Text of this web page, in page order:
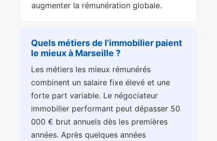
augmenter la rémunération globale.
Quels métiers de l’immobilier paient
le mieux à Marseille ?
Les métiers les mieux rémunérés
combinent un salaire fixe élevé et une
forte part variable. Le négociateur
immobilier performant peut dépasser 50
000 € brut annuels dès les premières
années. Après quelques années